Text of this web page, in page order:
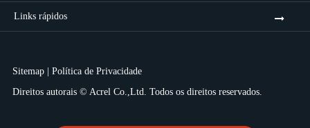
Links rápidos
Sitemap| Política de Privacidade
Direitos autorais © Acrel Co.,Ltd. Todos os direitos reservados.